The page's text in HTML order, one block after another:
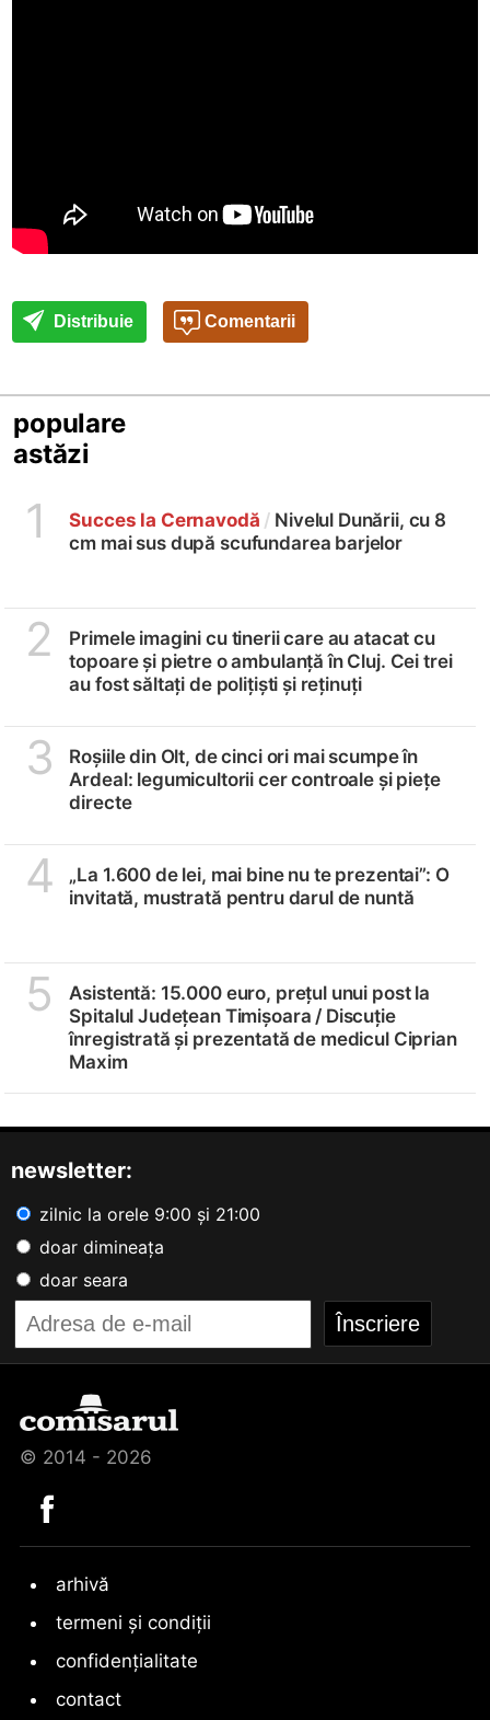
Distribuie Comentarii
populare
astăzi
1 Succes la Cernavodă / Nivelul Dunării, cu 8
cm mai sus după scufundarea barjelor
2
Primele imagini cu tinerii care au atacat cu
topoare și pietre o ambulanță în Cluj. Cei trei
au fost săltați de polițiști și reținuți
3
Roșiile din Olt, de cinci ori mai scumpe în
Ardeal: legumicultorii cer controale și piețe
directe
4
„La 1.600 de lei, mai bine nu te prezentai”: O
invitată, mustrată pentru darul de nuntă
5
Asistentă: 15.000 euro, prețul unui post la
Spitalul Județean Timișoara / Discuție
înregistrată și prezentată de medicul Ciprian
Maxim
newsletter:
zilnic la orele 9:00 și 21:00
doar dimineața
doar seara
© 2014 - 2026
arhivă
termeni și condiții
confidențialitate
contact